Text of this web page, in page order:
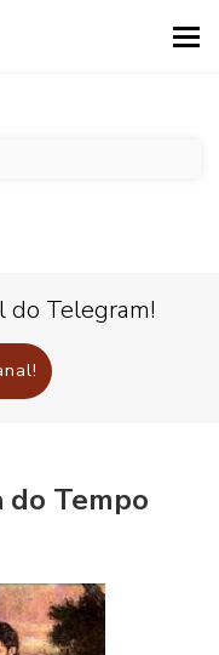
do Telegram!
do Tempo